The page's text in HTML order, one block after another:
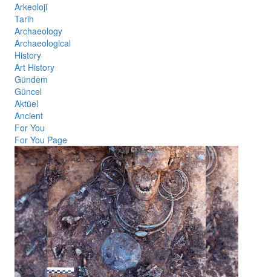
Arkeoloji
Tarih
Archaeology
Archaeological
History
Art History
Gündem
Güncel
Aktüel
Ancient
For You
For You Page